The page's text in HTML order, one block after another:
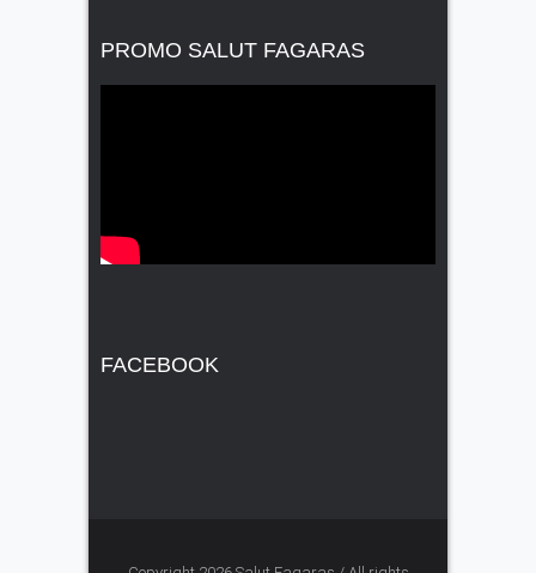
PROMO SALUT FAGARAS
FACEBOOK